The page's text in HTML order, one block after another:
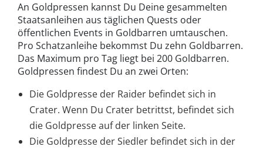
An Goldpressen kannst Du Deine gesammelten
Staatsanleihen aus täglichen Quests oder
öffentlichen Events in Goldbarren umtauschen.
Pro Schatzanleihe bekommst Du zehn Goldbarren.
Das Maximum pro Tag liegt bei 200 Goldbarren.
Goldpressen findest Du an zwei Orten:
Die Goldpresse der Raider befindet sich in
Crater. Wenn Du Crater betrittst, befindet sich
die Goldpresse auf der linken Seite.
Die Goldpresse der Siedler befindet sich in der